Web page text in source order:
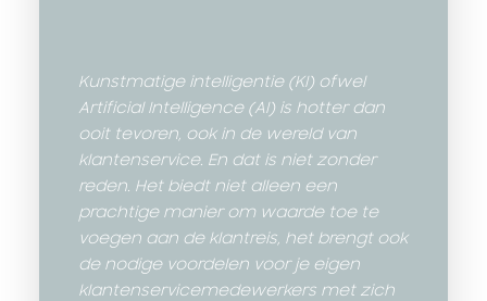
Kunstmatige intelligentie (KI) ofwel
Artificial Intelligence (AI) is hotter dan
ooit tevoren, ook in de wereld van
klantenservice. En dat is niet zonder
reden. Het biedt niet alleen een
prachtige manier om waarde toe te
voegen aan de klantreis, het brengt ook
de nodige voordelen voor je eigen
klantenservicemedewerkers met zich